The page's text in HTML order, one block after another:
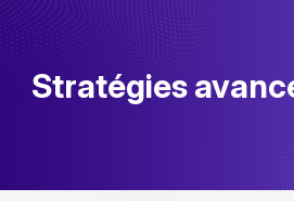
Stratégies